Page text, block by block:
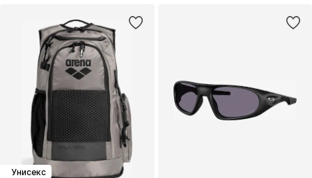
Унисекс